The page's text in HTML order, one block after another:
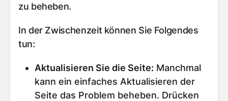
zu beheben.
In der Zwischenzeit können Sie Folgendes
tun:
Aktualisieren Sie die Seite: Manchmal
kann ein einfaches Aktualisieren der
Seite das Problem beheben. Drücken